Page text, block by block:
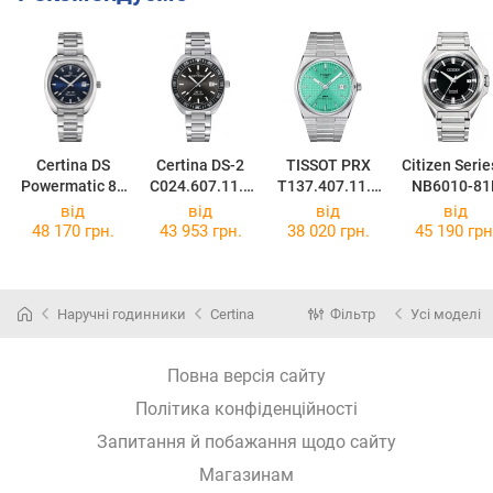
Certina DS
Powermatic 80
C024.407.11.0
41.01
Certina DS-2
C024.607.11.0
81.02
TISSOT PRX
T137.407.11.0
91.01
Citizen
NB6010-
від
48 170 грн.
від
43 953 грн.
від
38 020 грн.
від
45 190
Наручні годинники Certina Фільтр Усі моделі
Повна версія сайту
Політика конфіденційності
Запитання й побажання щодо сайту
Магазинам